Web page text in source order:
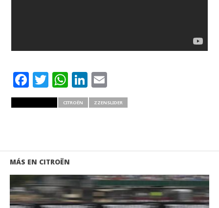
Facebook
Twitter
WhatsApp
LinkedIn
Email
CITROËN ZZENSLIDER
MÁS EN CITROËN